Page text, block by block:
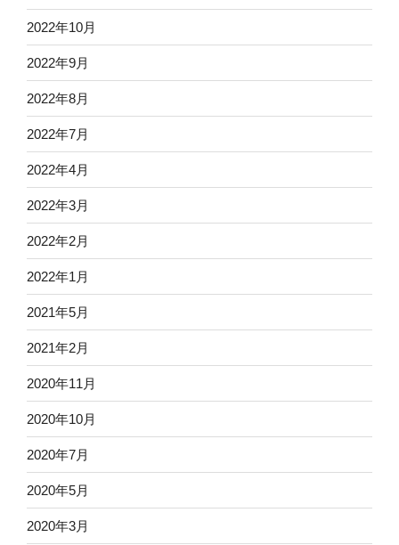
2022年10月
2022年9月
2022年8月
2022年7月
2022年4月
2022年3月
2022年2月
2022年1月
2021年5月
2021年2月
2020年11月
2020年10月
2020年7月
2020年5月
2020年3月